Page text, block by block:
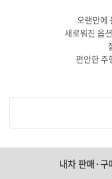
오랜만에
새로워진 옵
편안한 주
내차 판매·구